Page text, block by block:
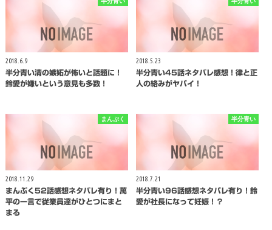
2018.6.9
半分青い清の嫉妬が怖いと話題に！
鈴愛が嫌いという意見も多数！
2018.5.23
半分青い45話ネタバレ感想！律と正
人の絡みがヤバイ！
まんぷく
2018.11.29
まんぷく52話感想ネタバレ有り！萬
平の一言で従業員達がひとつにまと
まる
半分青い
2018.7.21
半分青い96話感想ネタバレ有り！鈴
愛が社長になって妊娠！？